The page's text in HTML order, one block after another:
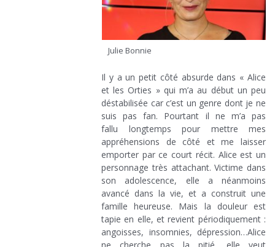
Julie Bonnie
Il y a un petit côté absurde dans « Alice
et les Orties » qui m’a au début un peu
déstabilisée car c’est un genre dont je ne
suis pas fan. Pourtant il ne m’a pas
fallu longtemps pour mettre mes
appréhensions de côté et me laisser
emporter par ce court récit. Alice est un
personnage très attachant. Victime dans
son adolescence, elle a néanmoins
avancé dans la vie, et a construit une
famille heureuse. Mais la douleur est
tapie en elle, et revient périodiquement :
angoisses, insomnies, dépression…Alice
ne cherche pas la pitié, elle veut